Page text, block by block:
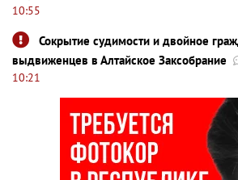
10:55
Сокрытие судимости и двойное
выдвиженцев в Алтайское Заксобрание
10:21